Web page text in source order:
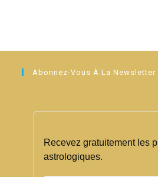
Abonnez-Vous À La Newsletter